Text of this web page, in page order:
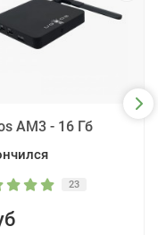
AM3 - 16 Гб
23